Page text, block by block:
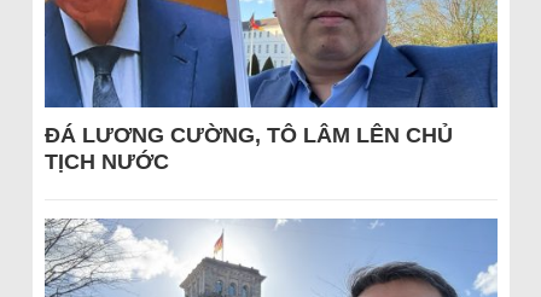
ĐÁ LƯƠNG CƯỜNG, TÔ LÂM LÊN CHỦ
TỊCH NƯỚC